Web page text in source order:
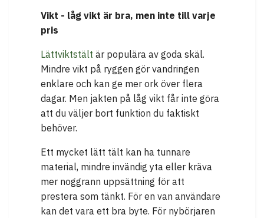
Vikt - låg vikt är bra, men inte till varje
pris
Lättviktstält är populära av goda skäl.
Mindre vikt på ryggen gör vandringen
enklare och kan ge mer ork över flera
dagar. Men jakten på låg vikt får inte göra
att du väljer bort funktion du faktiskt
behöver.
Ett mycket lätt tält kan ha tunnare
material, mindre invändig yta eller kräva
mer noggrann uppsättning för att
prestera som tänkt. För en van användare
kan det vara ett bra byte. För nybörjaren